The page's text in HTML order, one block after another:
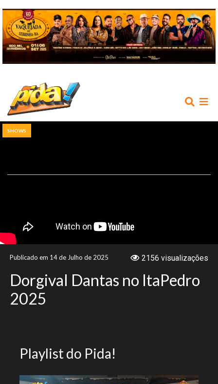
VÍDEOS
PROMOÇÕES
SHOWS
Publicado em 14 de Julho de 2025 2156 visualizações
Dorgival Dantas no ItaPedro
2025
Playlist do Pida!